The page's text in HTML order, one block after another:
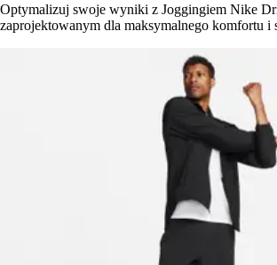
Optymalizuj swoje wyniki z Joggingiem Nike
zaprojektowanym dla maksymalnego komfortu i